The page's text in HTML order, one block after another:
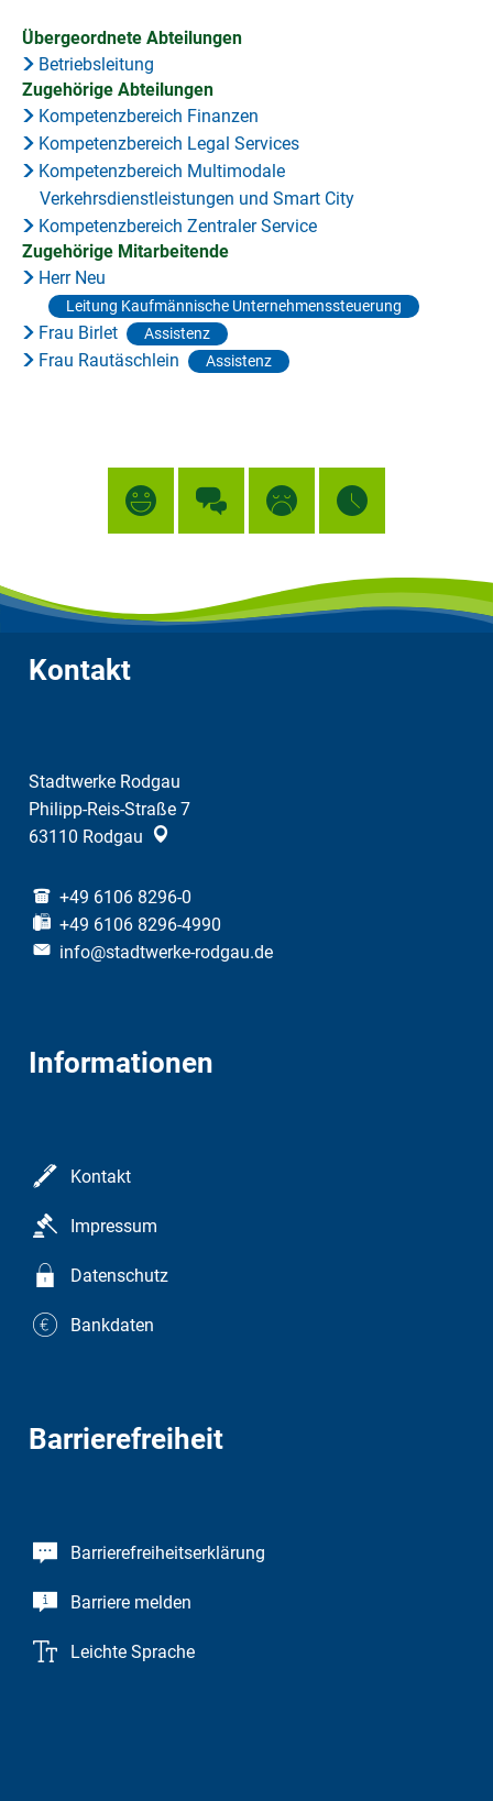
Übergeordnete Abteilungen
Betriebsleitung
Zugehörige Abteilungen
Kompetenzbereich Finanzen
Kompetenzbereich Legal Services
Kompetenzbereich Multimodale
Verkehrsdienstleistungen und Smart City
Kompetenzbereich Zentraler Service
Zugehörige Mitarbeitende
Herr Neu
Leitung Kaufmännische Unternehmenssteuerung
Frau Birlet Assistenz
Frau Rautäschlein Assistenz
Kontakt
Stadtwerke Rodgau
Philipp-Reis-Straße 7
63110 Rodgau
+49 6106 8296-0
+49 6106 8296-4990
info@stadtwerke-rodgau.de
Informationen
Kontakt
Impressum
Datenschutz
Bankdaten
Barrierefreiheit
Barrierefreiheitserklärung
Barriere melden
Leichte Sprache